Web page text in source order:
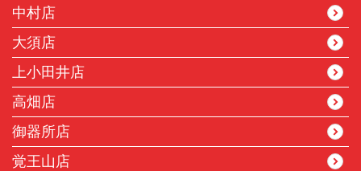
中村店
大須店
上小田井店
高畑店
御器所店
覚王山店